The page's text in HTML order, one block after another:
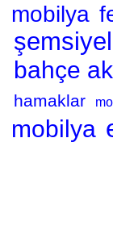
mobilya
bahçe
hamaklar
mobilya